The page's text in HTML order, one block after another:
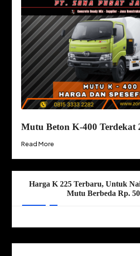
Mutu Beton K-400 Terdekat
Read More
Harga K 225 Terbaru, Untuk
Mutu Berbeda Rp.